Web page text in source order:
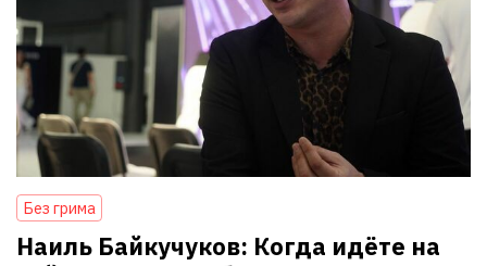
Без грима
Наиль Байкучуков: Когда идёте на